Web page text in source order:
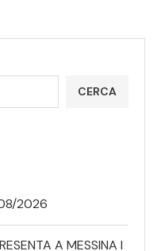
CERCA
2026
A MESSINA I